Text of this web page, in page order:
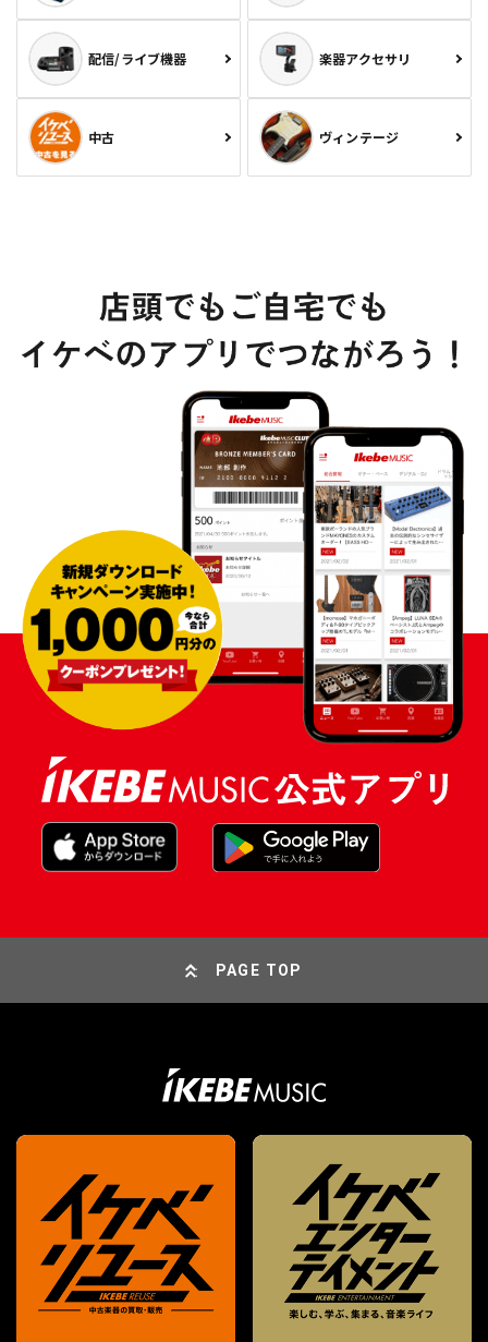
配信/ライブ機器 楽器アクセサリ
中古 ヴィンテージ
PAGE TOP